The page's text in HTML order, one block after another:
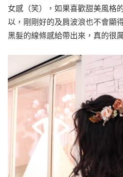
女感（笑），如果喜歡甜美風格
以，剛剛好的及肩波浪也不會顯
黑髮的線條感給帶出來，真的很